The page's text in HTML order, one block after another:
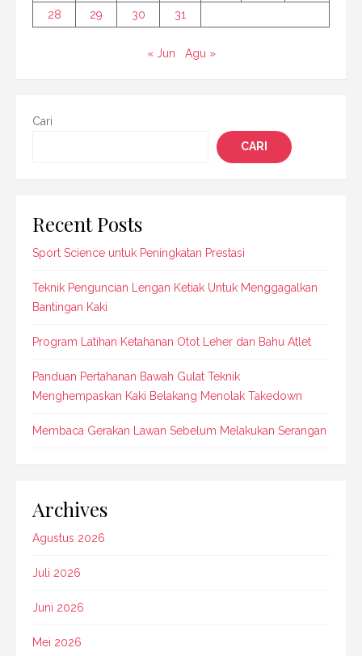
28
29 30 31
« Jun Agu »
Cari
CARI
Recent Posts
Sport Science untuk Peningkatan Prestasi
Teknik Penguncian Lengan Ketiak Untuk Menggagalkan
Bantingan Kaki
Program Latihan Ketahanan Otot Leher dan Bahu Atlet
Panduan Pertahanan Bawah Gulat Teknik
Menghempaskan Kaki Belakang Menolak Takedown
Membaca Gerakan Lawan Sebelum Melakukan Serangan
Archives
Agustus 2026
Juli 2026
Juni 2026
Mei 2026